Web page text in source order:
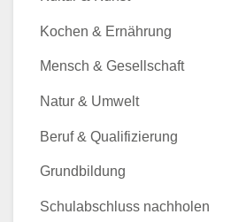
Kochen & Ernährung
Mensch & Gesellschaft
Natur & Umwelt
Beruf & Qualifizierung
Grundbildung
Schulabschluss nachholen